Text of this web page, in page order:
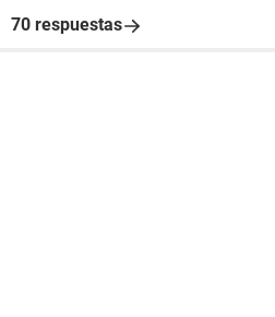
70 respuestas